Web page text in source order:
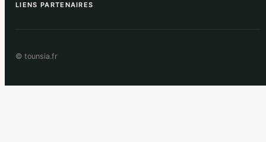
LIENS PARTENAIRES
© tounsia.fr